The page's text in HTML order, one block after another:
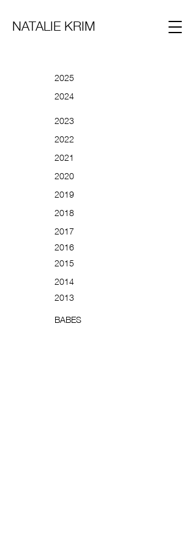
NATALIE KRIM
2025
2024
2023
2022
2021
2020
2019
2018
2017
2016
2015
2014
2013
BABES